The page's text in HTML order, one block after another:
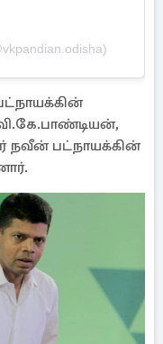
நவீன் பட்நாயக்கின்